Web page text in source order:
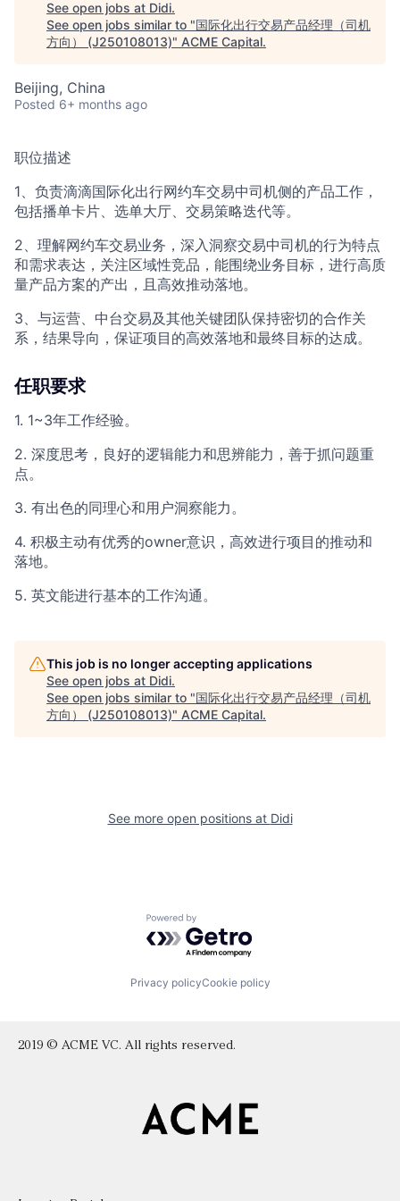
See open jobs at Didi.
See open jobs similar to "国际化出行交易产品经理（司机
方向） (J250108013)" ACME Capital.
Beijing, China
Posted 6+ months ago
职位描述
1、负责滴滴国际化出行网约车交易中司机侧的产品工作，
包括播单卡片、选单大厅、交易策略迭代等。
2、理解网约车交易业务，深入洞察交易中司机的行为特点
和需求表达，关注区域性竞品，能围绕业务目标，进行高质
量产品方案的产出，且高效推动落地。
3、与运营、中台交易及其他关键团队保持密切的合作关
系，结果导向，保证项目的高效落地和最终目标的达成。
任职要求
1. 1~3年工作经验。
2. 深度思考，良好的逻辑能力和思辨能力，善于抓问题重
点。
3. 有出色的同理心和用户洞察能力。
4. 积极主动有优秀的owner意识，高效进行项目的推动和
落地。
5. 英文能进行基本的工作沟通。
This job is no longer accepting applications
See open jobs at Didi.
See open jobs similar to "国际化出行交易产品经理（司机
方向） (J250108013)" ACME Capital.
See more open positions at Didi
Powered by Getro.com
Privacy policyCookie policy
2019 © ACME VC. All rights reserved.